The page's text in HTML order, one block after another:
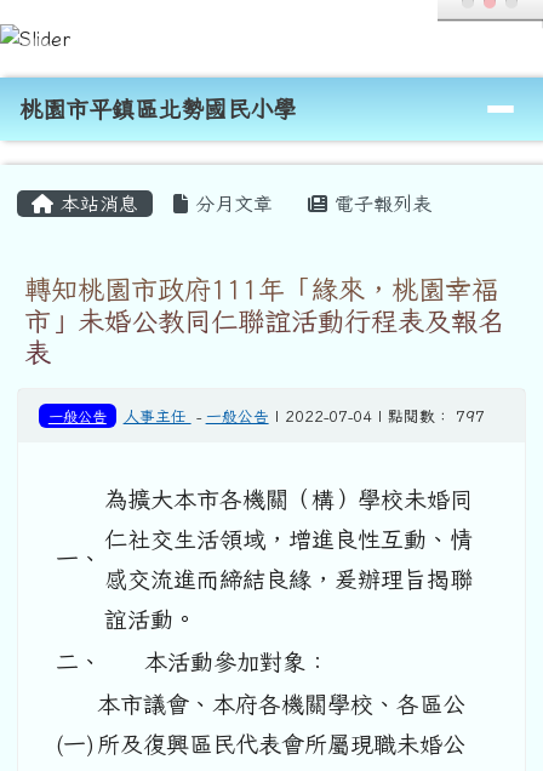
跳至主內容區
桃園市平鎮區北勢國民小學
導覽列
桃園市平鎮區北勢國民小學
本站消息 分月文章 電子報列表
轉知桃園市政府111年「緣來，桃園幸福
市」未婚公教同仁聯誼活動行程表及報名
表
一般公告 人事主任 - 一般公告 | 2022-07-04 | 點閱數： 797
一、
為擴大本市各機關（構）學校未婚同
仁社交生活領域，增進良性互動、情
感交流進而締結良緣，爰辦理旨揭聯
誼活動。
二、
本活動參加對象：
(一)
本市議會、本府各機關學校、各區公
所及復興區民代表會所屬現職未婚公